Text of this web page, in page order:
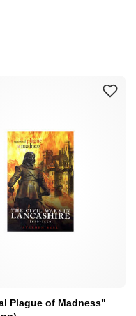
Plague of Madness"